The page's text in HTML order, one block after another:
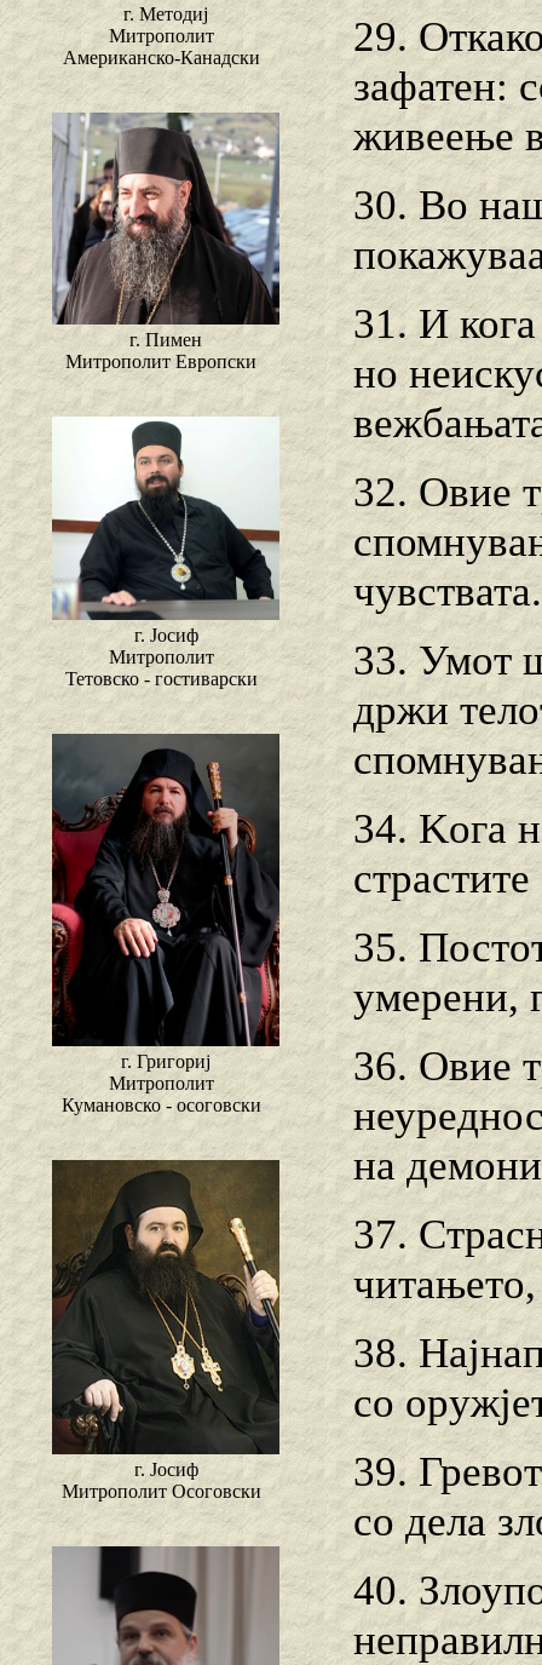
г. Методиј
Митрополит
Американско-Канадски
г. Пимен
Митрополит Европски
г. Јосиф
Митрополит
Тетовско - гостиварски
г. Григориј
Митрополит
Кумановско - осоговски
г. Јосиф
Митрополит Осоговски
29.
зафатен:
живеење
30. Во
31. И
но
32. Овие
чувствата.
33. Умот
држи
34. Koгa
35.
умерени,
36. Овие
на
37.
38.
со
39.
со дела
40.